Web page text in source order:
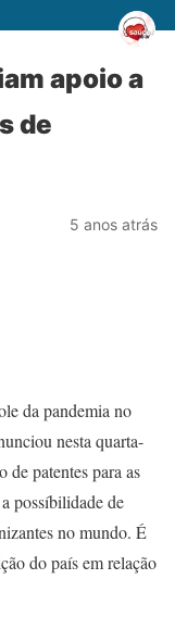
apoio a
de
5 anos atrás
da pandemia no
nesta quarta-
de patentes para as
possíbilidade de
no mundo. É
do país em relação